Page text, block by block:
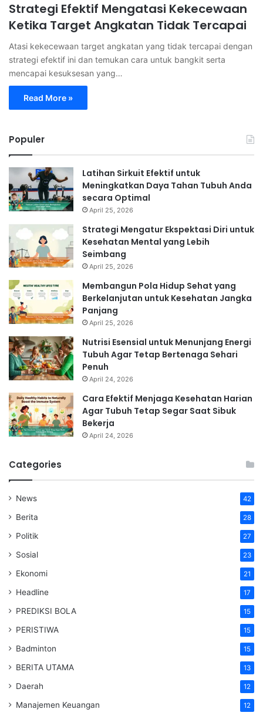
Strategi Efektif Mengatasi Kekecewaan
Ketika Target Angkatan Tidak Tercapai
Atasi kekecewaan target angkatan yang tidak tercapai dengan
strategi efektif ini dan temukan cara untuk bangkit serta
mencapai kesuksesan yang…
Read More »
Populer
Latihan Sirkuit Efektif untuk
Meningkatkan Daya Tahan Tubuh Anda
secara Optimal
April 25, 2026
Strategi Mengatur Ekspektasi Diri untuk
Kesehatan Mental yang Lebih
Seimbang
April 25, 2026
Membangun Pola Hidup Sehat yang
Berkelanjutan untuk Kesehatan Jangka
Panjang
April 25, 2026
Nutrisi Esensial untuk Menunjang Energi
Tubuh Agar Tetap Bertenaga Sehari
Penuh
April 24, 2026
Cara Efektif Menjaga Kesehatan Harian
Agar Tubuh Tetap Segar Saat Sibuk
Bekerja
April 24, 2026
Categories
News 42
Berita 28
Politik 27
Sosial 23
Ekonomi 21
Headline 17
PREDIKSI BOLA 15
PERISTIWA 15
Badminton 15
BERITA UTAMA 13
Daerah 12
Manajemen Keuangan 12